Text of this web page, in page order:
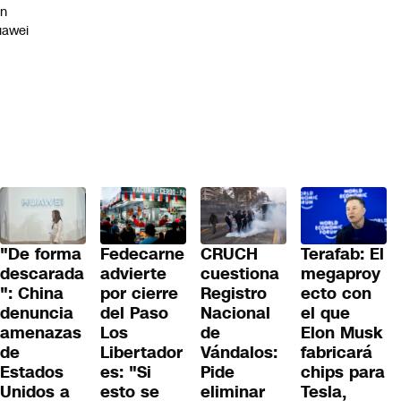
"De forma
descarada
": China
denuncia
amenazas
de
Estados
Unidos a
Fedecarne
advierte
por cierre
del Paso
Los
Libertador
es: "Si
esto se
CRUCH
cuestiona
Registro
Nacional
de
Vándalos:
Pide
eliminar
Terafab: El
megaproy
ecto con
el que
Elon Musk
fabricará
chips para
Tesla,